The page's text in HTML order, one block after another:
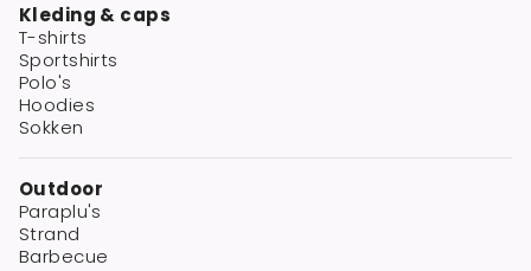
Kleding & caps
T-shirts
Sportshirts
Polo's
Hoodies
Sokken
Outdoor
Paraplu's
Strand
Barbecue